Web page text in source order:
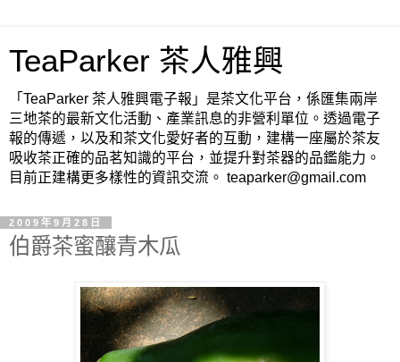
TeaParker 茶人雅興
「TeaParker 茶人雅興電子報」是茶文化平台，係匯集兩岸
三地茶的最新文化活動、產業訊息的非營利單位。透過電子
報的傳遞，以及和茶文化愛好者的互動，建構一座屬於茶友
吸收茶正確的品茗知識的平台，並提升對茶器的品鑑能力。
目前正建構更多樣性的資訊交流。 teaparker@gmail.com
2009年9月28日
伯爵茶蜜釀青木瓜